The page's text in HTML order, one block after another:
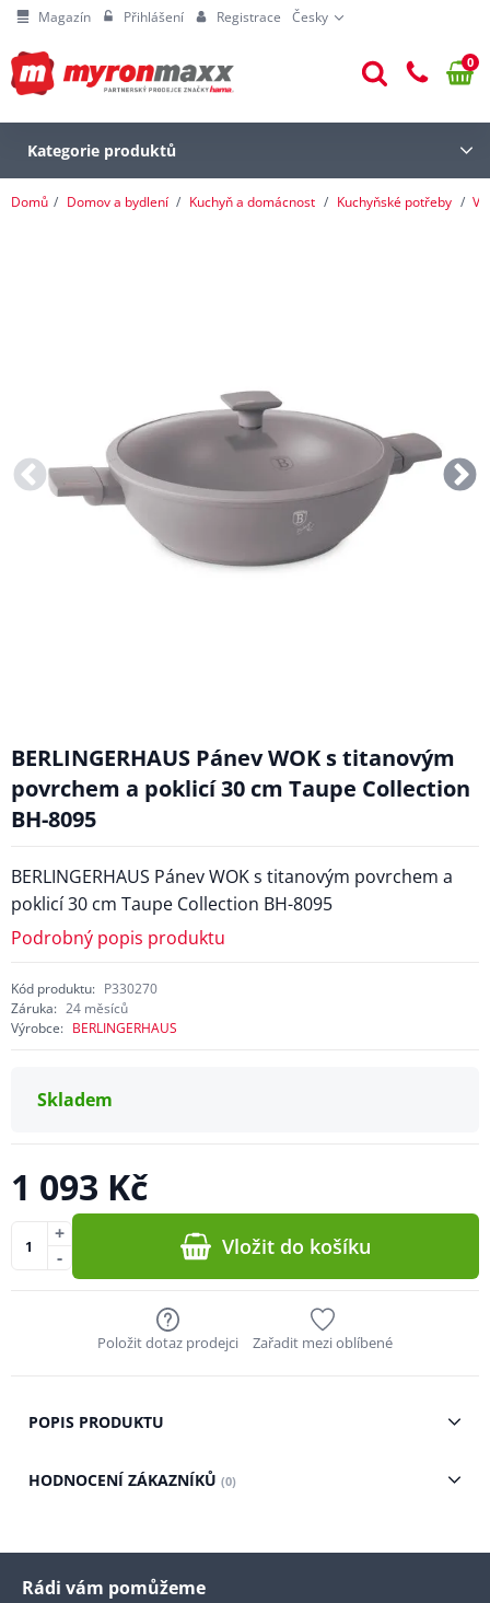
Magazín Přihlášení Registrace Česky
0
Kategorie produktů
Domů Domov a bydlení Kuchyň a domácnost Kuchyňské potřeby
BERLINGERHAUS Pánev WOK s titanovým
povrchem a poklicí 30 cm Taupe Collection
BH-8095
BERLINGERHAUS Pánev WOK s titanovým povrchem a
poklicí 30 cm Taupe Collection BH-8095
Podrobný popis produktu
Kód produktu: P330270
Záruka: 24 měsíců
Výrobce: BERLINGERHAUS
Skladem
1 093 Kč
-
+ Vložit do košíku
Položit dotaz prodejci Zařadit mezi oblíbené
POPIS PRODUKTU
HODNOCENÍ ZÁKAZNÍKŮ (0)
Rádi vám pomůžeme